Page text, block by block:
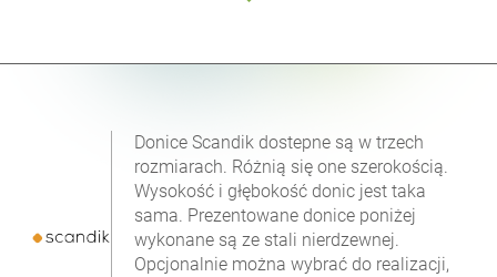
Donice Scandik dostepne są w trzech
rozmiarach. Różnią się one szerokością.
Wysokość i głębokość donic jest taka
sama. Prezentowane donice poniżej
wykonane są ze stali nierdzewnej.
Opcjonalnie można wybrać do realizacji,